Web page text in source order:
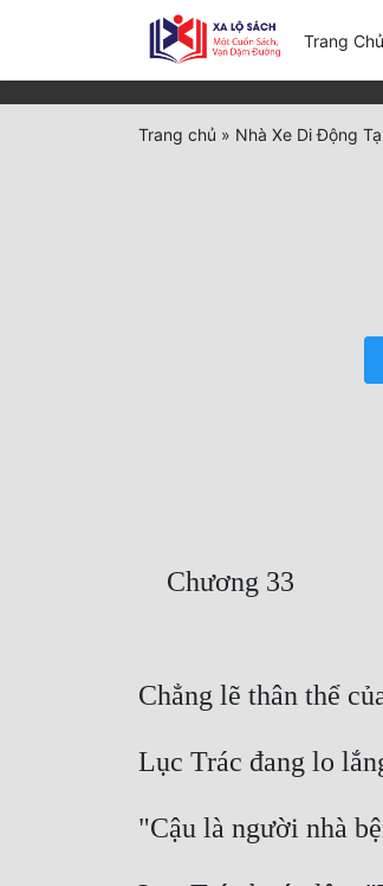
Trang Chủ
Trang chủ » Nhà Xe Di Động
    Chương 33
Chẳng lẽ thân thể
Lục Trác đang lo
"Cậu là người nhà